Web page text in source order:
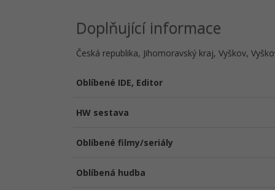
Doplňující informace
Česká republika, Jihomoravský kraj, Vyškov,
Oblíbené IDE, Editor
HW sestava
Oblíbené filmy/seriály
Oblíbená hudba